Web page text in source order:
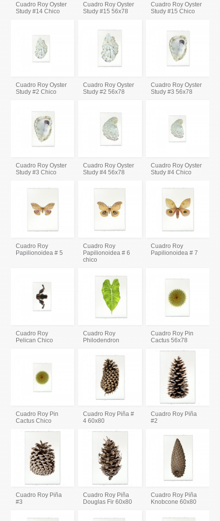
Cuadro Roy Oyster
Study #14 Chico
Cuadro Roy Oyster
Study #15 56x78
Cuadro Roy Oyster
Study #15 Chico
Cuadro Roy Oyster
Study #2 Chico
Cuadro Roy Oyster
Study #2 56x78
Cuadro Roy Oyster
Study #3 56x78
Cuadro Roy Oyster
Study #3 Chico
Cuadro Roy Oyster
Study #4 56x78
Cuadro Roy Oyster
Study #4 Chico
Cuadro Roy
Papilionoidea # 5
Cuadro Roy
Papilionoidea # 6
chico
Cuadro Roy
Papilionoidea # 7
Cuadro Roy
Pelican Chico
Cuadro Roy
Philodendron
Cuadro Roy Pin
Cactus 56x78
Cuadro Roy Pin
Cactus Chico
Cuadro Roy Piña #
4 60x80
Cuadro Roy Piña
#2
Cuadro Roy Piña
#3
Cuadro Roy Piña
Douglas Fir 60x80
Cuadro Roy Piña
Knobcone 60x80